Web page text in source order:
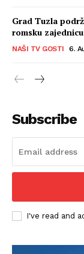
Grad Tuzla
romsku
NAŠI TV GOSTI 6.
Subscribe
I've read and